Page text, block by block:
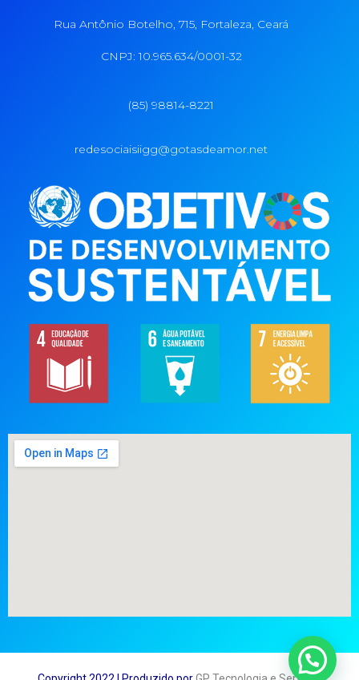
Rua Antônio Botelho, 715, Fortaleza, Ceará
CNPJ: 10.965.634/0001-32
(85) 98814-8221
redesociaisiigg@gotasdeamor.net